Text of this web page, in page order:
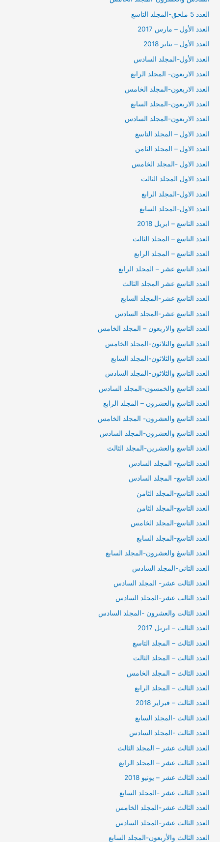
العدد 5 ملحق-المجلد التاسع
العدد الأول – مارس 2017
العدد الأول – يناير 2018
العدد الأول-المجلد السادس
العدد الاربعون- المجلد الرابع
العدد الاربعون-المجلد الخامس
العدد الاربعون-المجلد السابع
العدد الاربعون-المجلد السادس
العدد الاول – المجلد التاسع
العدد الاول – المجلد الثامن
العدد الاول -المجلد الخامس
العدد الاول المجلد الثالث
العدد الاول-المجلد الرابع
العدد الاول-المجلد السابع
العدد التاسع – ابريل 2018
العدد التاسع – المجلد الثالث
العدد التاسع – المجلد الرابع
العدد التاسع عشر – المجلد الرابع
العدد التاسع عشر المجلد الثالث
العدد التاسع عشر-المجلد السابع
العدد التاسع عشر-المجلد السادس
العدد التاسع والاربعون – المجلد الخامس
العدد التاسع والثلاثون-المجلد الخامس
العدد التاسع والثلاثون-المجلد السابع
العدد التاسع والثلاثون-المجلد السادس
العدد التاسع والخمسون-المجلد السادس
العدد التاسع والعشرون – المجلد الرابع
العدد التاسع والعشرون- المجلد الخامس
العدد التاسع والعشرون-المجلد السادس
العدد التاسع والعشرين-المجلد الثالث
العدد التاسع- المجلد السادس
العدد التاسع- المجلد السادس
العدد التاسع-المجلد الثامن
العدد التاسع-المجلد الثامن
العدد التاسع-المجلد الخامس
العدد التاسع-المجلد السابع
العدد التاسغ والعشرون-المجلد السابع
العدد التاني-المجلد السادس
العدد الثالت عشر- المجلد السادس
العدد الثالت عشر-المجلد السادس
العدد الثالت والعشرون -المجلد السادس
العدد الثالث – ابريل 2017
العدد الثالث – المجلد التاسع
العدد الثالث – المجلد الثالث
العدد الثالث – المجلد الخامس
العدد الثالث – المجلد الرابع
العدد الثالث – فبراير 2018
العدد الثالث -المجلد السابع
العدد الثالث -المجلد السادس
العدد الثالث عشر – المجلد الثالث
العدد الثالث عشر – المجلد الرابع
العدد الثالث عشر – يونيو 2018
العدد الثالث عشر -المجلد السابع
العدد الثالث عشر-المجلد الخامس
العدد الثالث عشر-المجلد السادس
العدد الثالث والأربعون-المجلد السابع